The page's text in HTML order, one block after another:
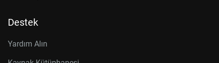
Destek
Yardım Alın